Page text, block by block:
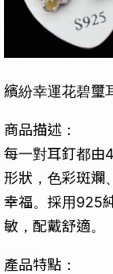
繽紛幸運花碧璽
商品描述：
每一對耳釘都由
形狀，色彩斑斕
幸福。採用925
敏，配戴舒適。
產品特點：